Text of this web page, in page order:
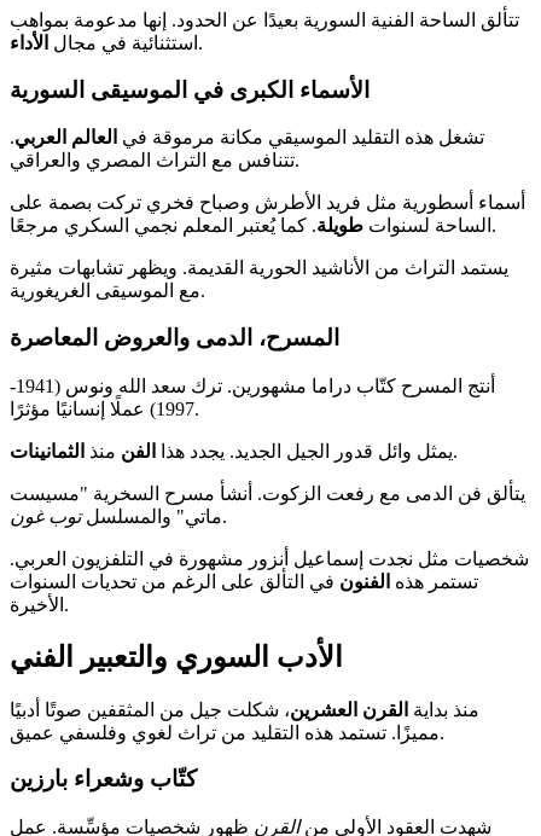
تتألق الساحة الفنية السورية بعيدًا عن الحدود. إنها مدعومة بمواهب
استثنائية في مجال الأداء .
الأسماء الكبرى في الموسيقى السورية
تشغل هذه التقليد الموسيقي مكانة مرموقة في العالم العربي.
تتنافس مع التراث المصري والعراقي.
أسماء أسطورية مثل فريد الأطرش وصباح فخري تركت بصمة على
الساحة لسنوات طويلة . كما يُعتبر المعلم نجمي السكري مرجعًا.
يستمد التراث من الأناشيد الحورية القديمة. ويظهر تشابهات مثيرة
مع الموسيقى الغريغورية.
المسرح، الدمى والعروض المعاصرة
أنتج المسرح كتّاب دراما مشهورين. ترك سعد الله ونوس (1941-
1997) عملًا إنسانيًا مؤثرًا.
يمثل وائل قدور الجيل الجديد. يجدد هذا الفن منذ الثمانينات .
يتألق فن الدمى مع رفعت الزكوت. أنشأ مسرح السخرية "مسيست
ماتي" والمسلسلتوب غون .
شخصيات مثل نجدت إسماعيل أنزور مشهورة في التلفزيون العربي.
تستمر هذه الفنون في التألق على الرغم من تحديات السنوات
الأخيرة.
الأدب السوري والتعبير الفني
منذ بداية القرن العشرين، شكلت جيل من المثقفين صوتًا أدبيًا
مميزًا. تستمد هذه التقليد من تراث لغوي وفلسفي عميق.
كتّاب وشعراء بارزين
شهدت العقود الأولى منالقرن ظهور شخصيات مؤسِّسة. عمل